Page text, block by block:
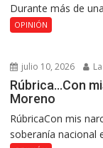
Durante más de
OPINIÓN
julio 10, 2026
Rúbrica…Con
Moreno
RúbricaCon mis
soberanía nacional